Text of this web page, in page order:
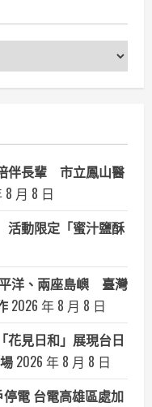
伴長輩 市立鳳山醫
8 月 8 日
動限定「蜜汁鹽酥
洋、兩座島嶼 臺灣
2026 年 8 月 8 日
見日和」展現台日
2026 年 8 月 8 日
電 台電高雄區處加